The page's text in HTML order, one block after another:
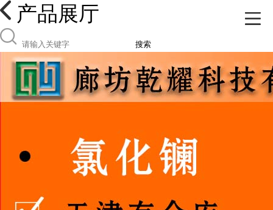
产品展厅
搜索